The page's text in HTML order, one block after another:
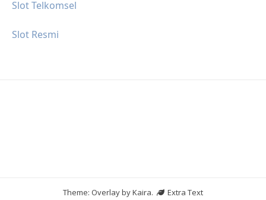
Slot Telkomsel
Slot Resmi
Theme: Overlay byKaira.
Extra Text